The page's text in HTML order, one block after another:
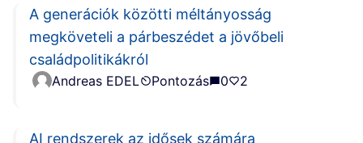
A generációk közötti méltányosság
megköveteli a párbeszédet a jövőbeli
családpolitikákról
Andreas EDEL Pontozás 0 2
AI rendszerek az idősek számára